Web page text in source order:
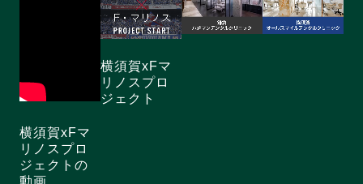
横須賀xFマ
リノスプロ
ジェクトの
動画
横須賀xFマ
リノスプロ
ジェクト